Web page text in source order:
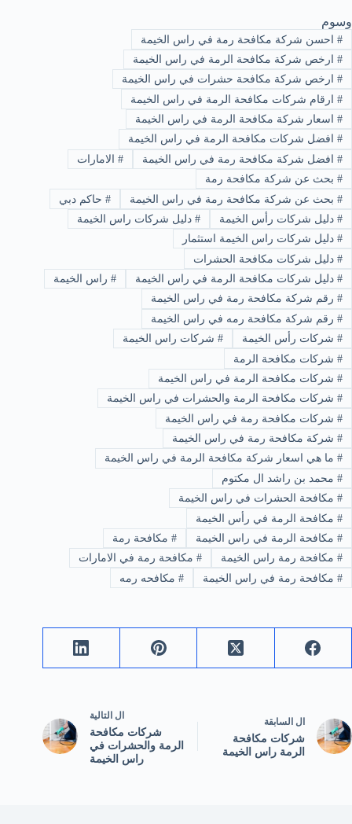
وسوم
#احسن شركة مكافحة رمة في راس الخيمة
#ارخص شركة مكافحة الرمة في راس الخيمة
#ارخص شركة مكافحة حشرات في راس الخيمة
#ارقام شركات مكافحة الرمة في راس الخيمة
#اسعار شركة مكافحة الرمة في راس الخيمة
#افضل شركات مكافحة الرمة في راس الخيمة
#افضل شركة مكافحة رمة في راس الخيمة #الامارات
#بحث عن شركة مكافحة رمة
#بحث عن شركة مكافحة رمة في راس الخيمة #حاكم دبي
#دليل شركات رأس الخيمة #دليل شركات راس الخيمة
#دليل شركات راس الخيمة استثمار
#دليل شركات مكافحة الحشرات
#دليل شركات مكافحة الرمة في راس الخيمة #راس الخيمة
#رقم شركة مكافحة رمة في راس الخيمة
#رقم شركة مكافحة رمه في راس الخيمة
#شركات رأس الخيمة #شركات راس الخيمة
#شركات مكافحة الرمة
#شركات مكافحة الرمة في راس الخيمة
#شركات مكافحة الرمة والحشرات في راس الخيمة
#شركات مكافحة رمة في راس الخيمة
#شركة مكافحة رمة في راس الخيمة
#ما هي اسعار شركة مكافحة الرمة في راس الخيمة
#محمد بن راشد ال مكتوم
#مكافحة الحشرات في راس الخيمة
#مكافحة الرمة في رأس الخيمة
#مكافحة الرمة في راس الخيمة #مكافحة رمة
#مكافحة رمة راس الخيمة #مكافحة رمة في الامارات
#مكافحة رمة في راس الخيمة #مكافحه رمه
ال السابقة
شركات مكافحة
الرمة راس الخيمة
ال التالية
شركات مكافحة
الرمة والحشرات في
راس الخيمة